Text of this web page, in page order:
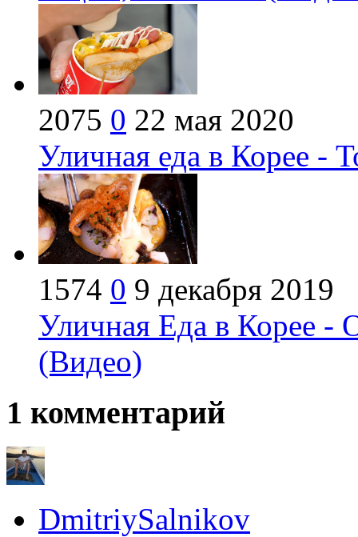
2075 0 22 мая 2020
Уличная еда в Корее -
1574 0 9 декабря 2019
Уличная Еда в Корее -
(Видео)
1 комментарий
DmitriySalnikov